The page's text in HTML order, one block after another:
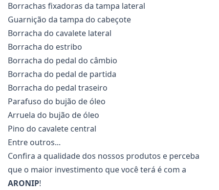
Borrachas fixadoras da tampa lateral
Guarnição da tampa do cabeçote
Borracha do cavalete lateral
Borracha do estribo
Borracha do pedal do câmbio
Borracha do pedal de partida
Borracha do pedal traseiro
Parafuso do bujão de óleo
Arruela do bujão de óleo
Pino do cavalete central
Entre outros...
Confira a qualidade dos nossos produtos e perceba
que o maior investimento que você terá é com a
ARONIP!